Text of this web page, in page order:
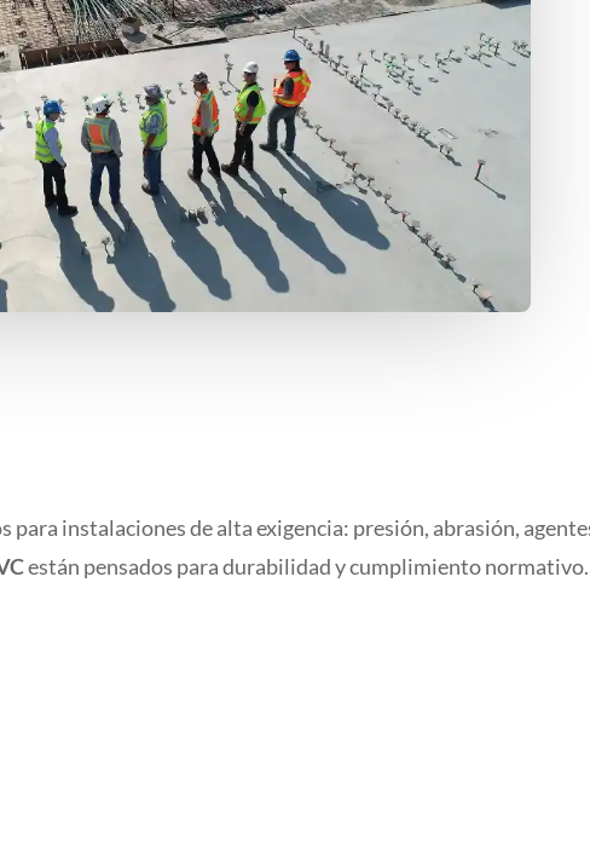
para instalaciones de alta exigencia: presión, abrasión,
están pensados para durabilidad y cumplimiento normativo.